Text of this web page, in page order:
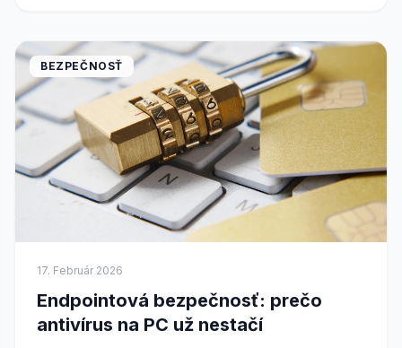
BEZPEČNOSŤ
17. Február 2026
Endpointová bezpečnosť: prečo
antivírus na PC už nestačí